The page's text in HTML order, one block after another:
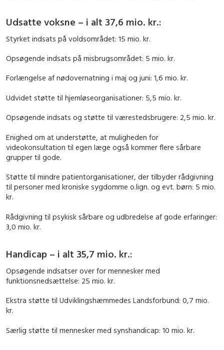
Udsatte voksne – i alt 37,6 mio. kr.:
Styrket indsats på voldsområdet: 15 mio. kr.
Opsøgende indsats på misbrugsområdet: 5 mio. kr.
Forlængelse af nødovernatning i maj og juni: 1,6 mio. kr.
Udvidet støtte til hjemløseorganisationer: 5,5 mio. kr.
Opsøgende indsats og støtte til værestedsbrugere: 2,5 mio. kr.
Enighed om at understøtte, at muligheden for
videokonsultation til egen læge også kommer flere sårbare
grupper til gode.
Støtte til mindre patientorganisationer, der tilbyder rådgivning
til personer med kroniske sygdomme o.lign. og evt. børn: 5 mio.
kr.
Rådgivning til psykisk sårbare og udbredelse af gode erfaringer:
3,0 mio. kr.
Handicap – i alt 35,7 mio. kr.:
Opsøgende indsatser over for mennesker med
funktionsnedsættelse: 25 mio. kr.
Ekstra støtte til Udviklingshæmmedes Landsforbund: 0,7 mio.
kr.
Særlig støtte til mennesker med synshandicap: 10 mio. kr.